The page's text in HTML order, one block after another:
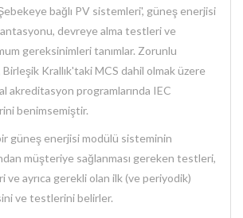
bağlı PV sistemleri', güneş enerjisi
devreye alma testleri ve
gereksinimleri tanımlar. Zorunlu
Krallık'taki MCS dahil olmak üzere
akreditasyon programlarında IEC
benimsemiştir.
güneş enerjisi modülü sisteminin
müşteriye sağlanması gereken testleri,
ve ayrıca gerekli olan ilk (ve periyodik)
ve testlerini belirler.